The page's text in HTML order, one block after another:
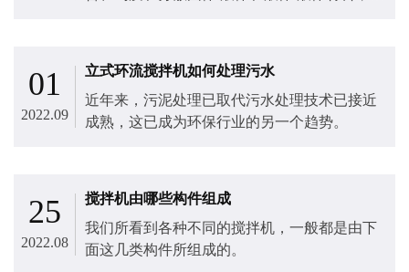
01
2022.09
立式环流搅拌机如何处理污水
近年来，污泥处理已取代污水处理技术已接近
成熟，这已成为环保行业的另一个趋势。
25
2022.08
搅拌机由哪些构件组成
我们所看到各种不同的搅拌机​，一般都是由下
面这几类构件所组成的。